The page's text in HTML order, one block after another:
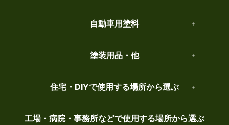
自動車用塗料
塗装用品・他
住宅・DIYで使用する場所から選ぶ
工場・病院・事務所などで使用する場所から選ぶ